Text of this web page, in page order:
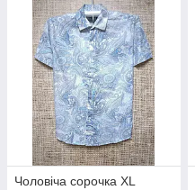
Чоловіча сорочка XL